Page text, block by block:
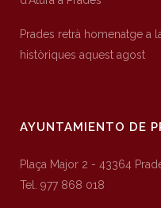
Prades retrà homenatge a
històriques aquest agost
AYUNTAMIENTO DE
Plaça Major 2 - 43364
Tel. 977 868 018